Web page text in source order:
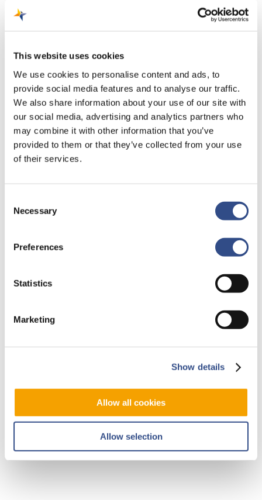
This website uses cookies
We use cookies to personalise content and ads, to
provide social media features and to analyse our traffic.
We also share information about your use of our site with
our social media, advertising and analytics partners who
may combine it with other information that you’ve
provided to them or that they’ve collected from your use
of their services.
Selection
Necessary
Preferences
Statistics
Marketing
Show details
Allow all cookies
Allow selection